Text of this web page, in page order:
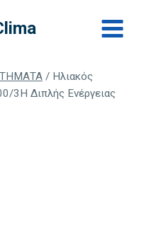
/ Ηλιακός
3H Διπλής Ενέργειας